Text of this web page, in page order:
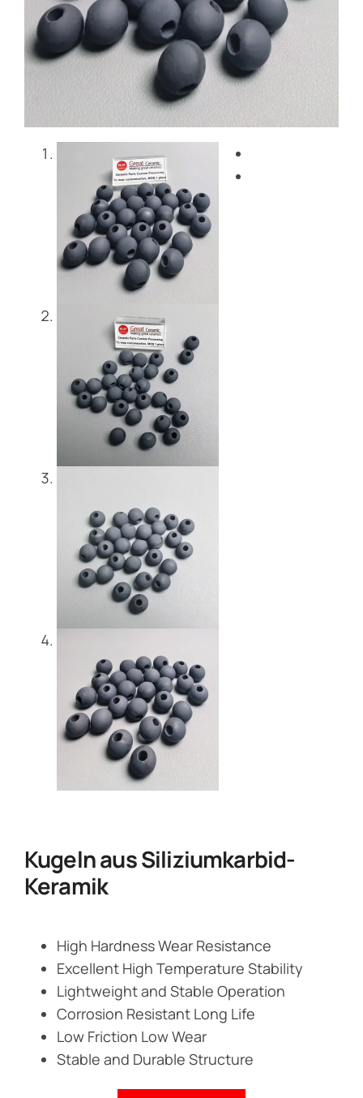
Kontakt
Get Instant Quote
Kugeln aus Siliziumkarbid-
Keramik
High Hardness Wear Resistance
Excellent High Temperature Stability
Lightweight and Stable Operation
Corrosion Resistant Long Life
Low Friction Low Wear
Stable and Durable Structure